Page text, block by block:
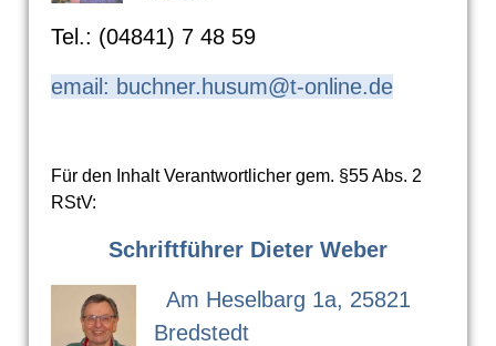
Tel.: (04841) 7 48 59
email: buchner.husum@t-online.de
Für den Inhalt Verantwortlicher gem. §55 Abs. 2
RStV:
Schriftführer Dieter Weber
Am Heselbarg 1a, 25821
Bredstedt